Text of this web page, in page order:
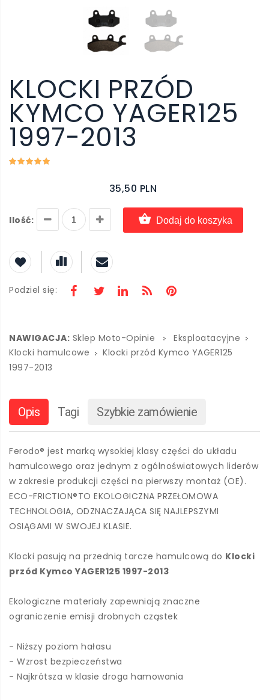
KLOCKI PRZÓD
KYMCO YAGER125
1997-2013
35,50 PLN
Ilość: Dodaj do koszyka
Podziel się:
NAWIGACJA: Sklep Moto-Opinie
Eksploatacyjne
Klocki hamulcowe
Klocki przód Kymco YAGER125
1997-2013
Opis Tagi Szybkie zamówienie
Ferodo® jest marką wysokiej klasy części do układu
hamulcowego oraz jednym z ogólnoświatowych liderów
w zakresie produkcji części na pierwszy montaż (OE).
ECO-FRICTION®TO EKOLOGICZNA PRZEŁOMOWA
TECHNOLOGIA, ODZNACZAJĄCA SIĘ NAJLEPSZYMI
OSIĄGAMI W SWOJEJ KLASIE.
Klocki pasują na przednią tarcze hamulcową do Klocki
przód Kymco YAGER125 1997-2013
Ekologiczne materiały zapewniają znaczne
ograniczenie emisji drobnych cząstek
- Niższy poziom hałasu
- Wzrost bezpieczeństwa
- Najkrótsza w klasie droga hamowania